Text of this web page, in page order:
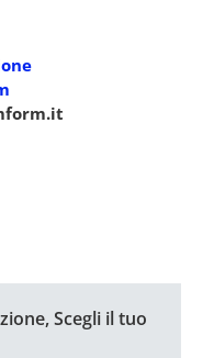
Scegli il tuo